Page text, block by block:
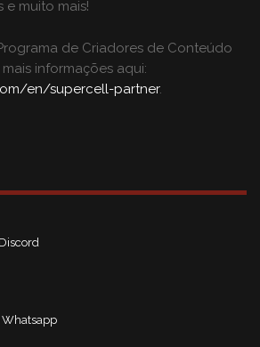
e muito mais!
de Criadores de Conteúdo
informações aqui:
en/supercell-partner.
Whatsapp